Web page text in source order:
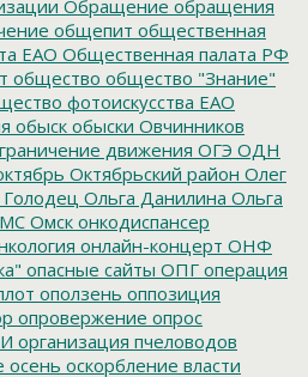
Обращение обращения
общепит общественная
ЕАО Общественная палата РФ
общество общество "Знание"
фотоискусства ЕАО
обыск обыски Овчинников
движения ОГЭ ОДН
Октябрьский район Олег
Ольга Данилина Ольга
Омск онкодиспансер
онлайн-концерт ОНФ
опасные сайты ОПГ операция
оползень оппозиция
опровержение опрос
организация пчеловодов
осень оскорбление власти